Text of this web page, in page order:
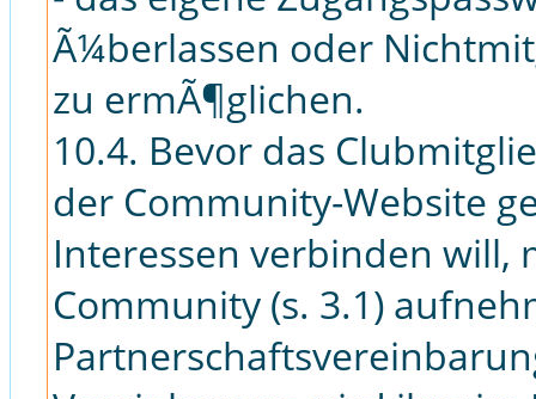
Ã¼berlassen oder
zu ermÃ¶glichen.
10.4. Bevor das
der Community-Website
Interessen verbinden will,
Community (s. 3.1)